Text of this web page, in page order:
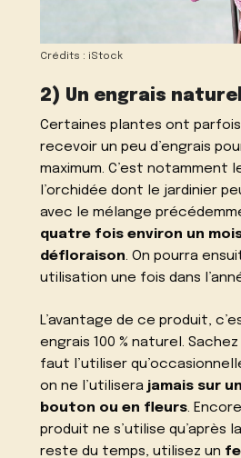
Crédits : iStock
2) Un engrais
Certaines plantes ont
recevoir un peu d’engrais
maximum. C’est notamment
l’orchidée dont le jardinier
avec le mélange
quatre fois environ un
défloraison. On pourra
utilisation une fois dans
L’avantage de ce produit,
engrais 100 % naturel.
faut l’utiliser
on ne l’utilisera jamais sur
bouton ou en fleurs.
produit ne s’utilise qu’après
reste du temps, utilisez un